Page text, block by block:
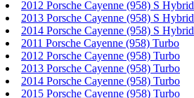
2012 Porsche Cayenne (958) S Hybrid
2013 Porsche Cayenne (958) S Hybrid
2014 Porsche Cayenne (958) S Hybrid
2011 Porsche Cayenne (958) Turbo
2012 Porsche Cayenne (958) Turbo
2013 Porsche Cayenne (958) Turbo
2014 Porsche Cayenne (958) Turbo
2015 Porsche Cayenne (958) Turbo